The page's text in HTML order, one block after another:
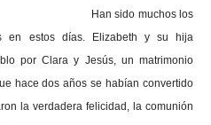
Han sido muchos los
en estos días. Elizabeth y su hija
por Clara y Jesús, un matrimonio
hace dos años se habían convertido
la verdadera felicidad, la comunión